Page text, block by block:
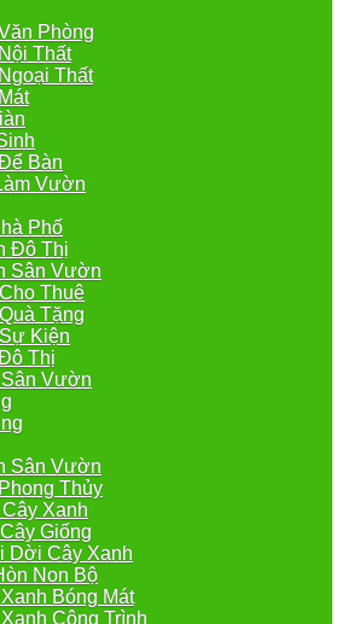
Phòng
Thất
Thất
Bàn
Vườn
Phố
Đô Thị
Sân Vườn
Thuê
Tặng
Kiện
Thị
Vườn
Sân Vườn
Thủy
Xanh
Giống
Dời Cây Xanh
Non Bộ
Bóng Mát
Công Trình